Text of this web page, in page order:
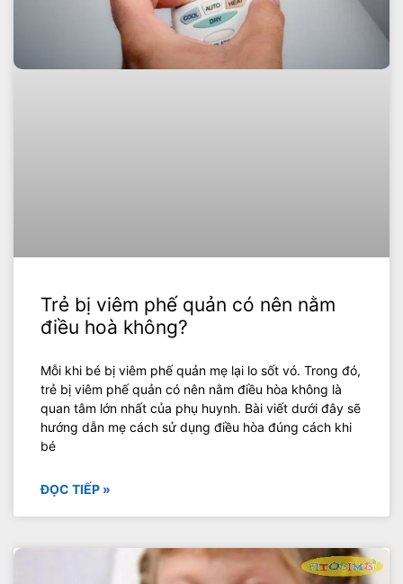
Trẻ bị viêm phế quản có nên nằm
điều hoà không?
Mỗi khi bé bị viêm phế quản mẹ lại lo sốt vó. Trong đó,
trẻ bị viêm phế quản có nên nằm điều hòa không là
quan tâm lớn nhất của phụ huynh. Bài viết dưới đây sẽ
hướng dẫn mẹ cách sử dụng điều hòa đúng cách khi
bé
ĐỌC TIẾP »